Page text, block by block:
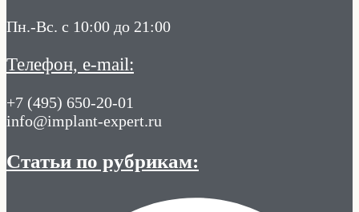
Пн.-Вс. с 10:00 до 21:00
Телефон, e-mail:
+7 (495) 650-20-01
info@implant-expert.ru
Статьи по рубрикам: